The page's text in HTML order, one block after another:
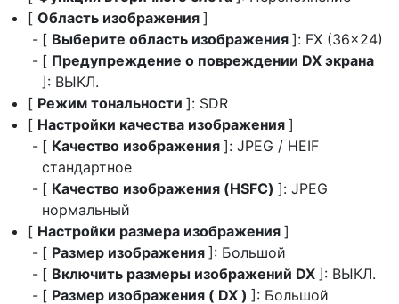
[ Область изображения ]
[ Выберите область изображения ]: FX (36×24)
[ Предупреждение о повреждении DX экрана
]: ВЫКЛ.
[ Режим тональности ]: SDR
[ Настройки качества изображения ]
[ Качество изображения ]: JPEG / HEIF
стандартное
[ Качество изображения (HSFC) ]: JPEG
нормальный
[ Настройки размера изображения ]
[ Размер изображения ]: Большой
[ Включить размеры изображений DX ]: ВЫКЛ.
[ Размер изображения ( DX ) ]: Большой